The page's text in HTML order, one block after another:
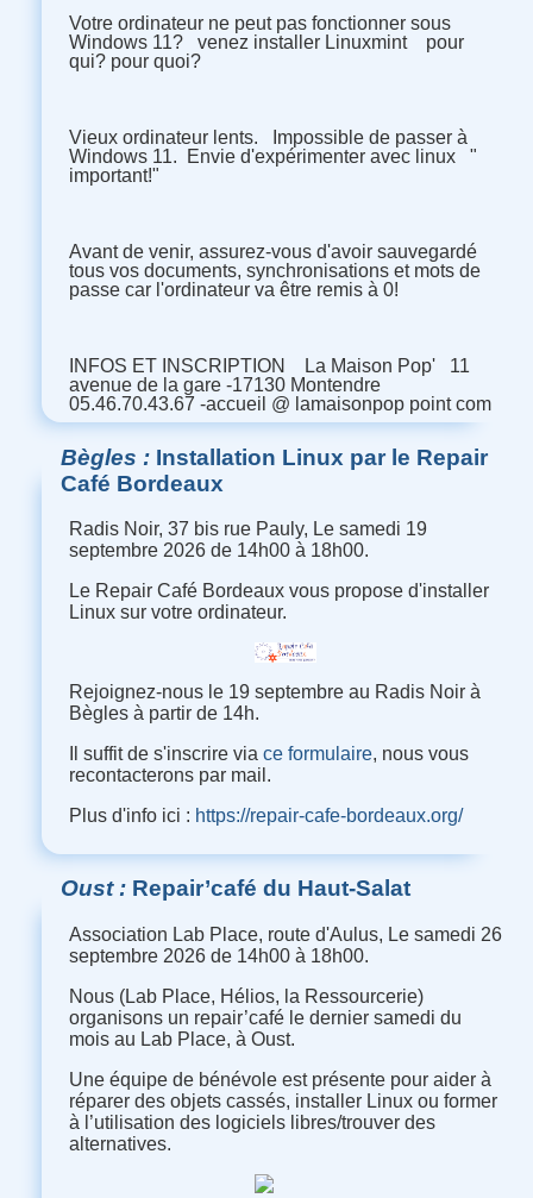
Votre ordinateur ne peut pas fonctionner sous
Windows 11? venez installer Linuxmint pour
qui? pour quoi?
Vieux ordinateur lents. Impossible de passer à
Windows 11. Envie d'expérimenter avec linux "
important!"
Avant de venir, assurez-vous d'avoir sauvegardé
tous vos documents, synchronisations et mots de
passe car l'ordinateur va être remis à 0!
INFOS ET INSCRIPTION La Maison Pop' 11
avenue de la gare -17130 Montendre
05.46.70.43.67 -accueil @ lamaisonpop point com
Bègles Installation Linux par le Repair
Café Bordeaux
Radis Noir, 37 bis rue Pauly, Le samedi 19
septembre 2026 de 14h00 à 18h00.
Le Repair Café Bordeaux vous propose d'installer
Linux sur votre ordinateur.
Rejoignez-nous le 19 septembre au Radis Noir à
Bègles à partir de 14h.
Il suffit de s'inscrire via ce formulaire, nous vous
recontacterons par mail.
Plus d'info ici : https://repair-cafe-bordeaux.org/
Oust Repair’café du Haut-Salat
Association Lab Place, route d'Aulus, Le samedi 26
septembre 2026 de 14h00 à 18h00.
Nous (Lab Place, Hélios, la Ressourcerie)
organisons un repair’café le dernier samedi du
mois au Lab Place, à Oust.
Une équipe de bénévole est présente pour aider à
réparer des objets cassés, installer Linux ou former
à l’utilisation des logiciels libres/trouver des
alternatives.